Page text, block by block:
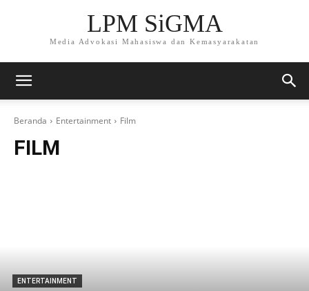
LPM SiGMA
Media Advokasi Mahasiswa dan Kemasyarakatan
Beranda Entertainment Film
FILM
ENTERTAINMENT